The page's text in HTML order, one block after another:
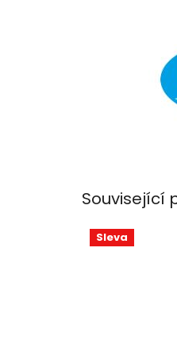
Související
Sleva